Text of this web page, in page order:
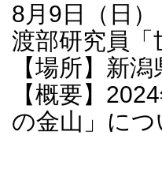
8月9日（日）
渡部研究員「
【場所】新
【概要】
の金山」につ